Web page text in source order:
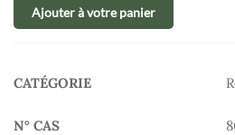
Ajouter à votre panier
CATÉGORIE
N° CAS